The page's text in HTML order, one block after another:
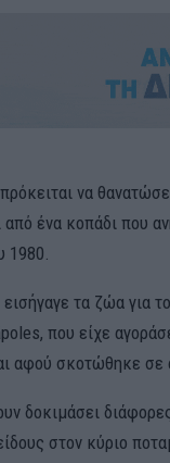
να
από ένα κοπάδι που
1980.
τα ζώα για
που είχε
αφού σκοτώθηκε σε
δοκιμάσει
στον κύριο